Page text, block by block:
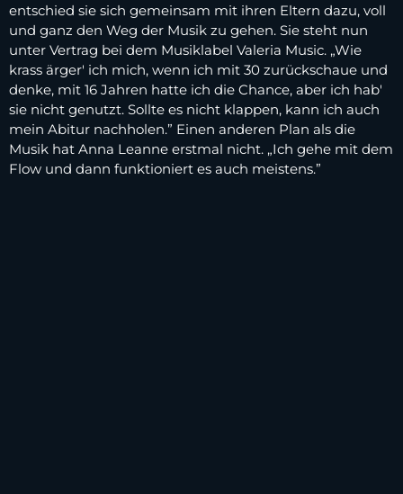
entschied sie sich gemeinsam mit ihren Eltern dazu, voll
und ganz den Weg der Musik zu gehen. Sie steht nun
unter Vertrag bei dem Musiklabel Valeria Music. „Wie
krass ärger' ich mich, wenn ich mit 30 zurückschaue und
denke, mit 16 Jahren hatte ich die Chance, aber ich hab'
sie nicht genutzt. Sollte es nicht klappen, kann ich auch
mein Abitur nachholen.” Einen anderen Plan als die
Musik hat Anna Leanne erstmal nicht. „Ich gehe mit dem
Flow und dann funktioniert es auch meistens.”